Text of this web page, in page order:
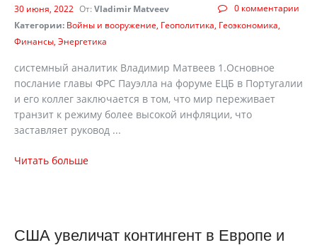
0 комментарии
30 июня, 2022 От: Vladimir Matveev
Категории: Войны и вооружение Геополитика Геоэкономика
Финансы Энергетика
системный аналитик Владимир Матвеев 1.Основное
послание главы ФРС Пауэлла на форуме ЕЦБ в Португалии
и его коллег заключается в том, что мир переживает
транзит к режиму более высокой инфляции, что
заставляет руковод ...
Читать больше
США увеличат контингент в Европе и